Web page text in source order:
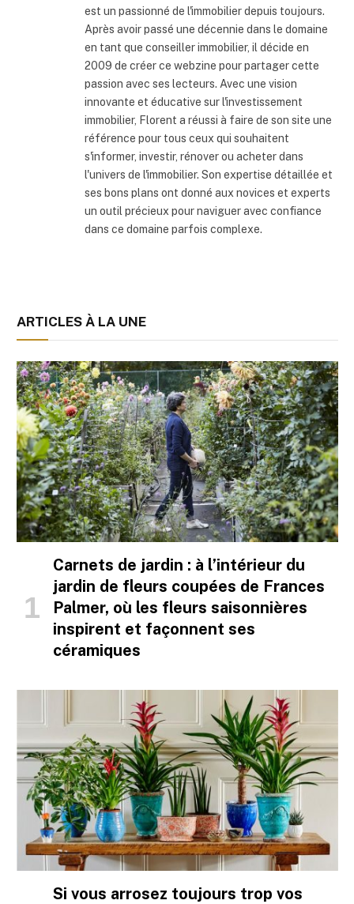
est un passionné de l'immobilier depuis toujours.
Après avoir passé une décennie dans le domaine
en tant que conseiller immobilier, il décide en
2009 de créer ce webzine pour partager cette
passion avec ses lecteurs. Avec une vision
innovante et éducative sur l'investissement
immobilier, Florent a réussi à faire de son site une
référence pour tous ceux qui souhaitent
s'informer, investir, rénover ou acheter dans
l'univers de l'immobilier. Son expertise détaillée et
ses bons plans ont donné aux novices et experts
un outil précieux pour naviguer avec confiance
dans ce domaine parfois complexe.
ARTICLES À LA UNE
Carnets de jardin : à l’intérieur du
jardin de fleurs coupées de Frances
Palmer, où les fleurs saisonnières
inspirent et façonnent ses
céramiques
Si vous arrosez toujours trop vos